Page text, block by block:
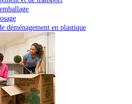
déménagement en plastique